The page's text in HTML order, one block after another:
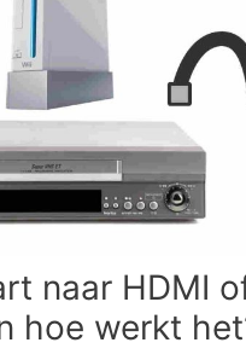
naar HDMI
hoe werkt